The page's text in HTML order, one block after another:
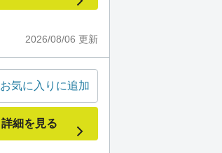
2026/08/06 更新
お気に入りに追加
詳細を見る